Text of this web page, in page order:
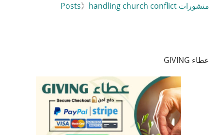
منشورات Posts 》 handling church conflict
عطاء GIVING